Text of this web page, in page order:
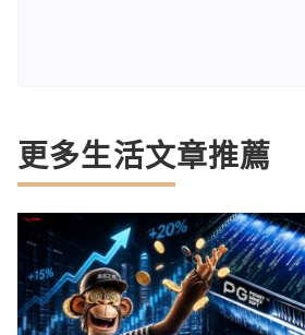
更多生活文章推薦